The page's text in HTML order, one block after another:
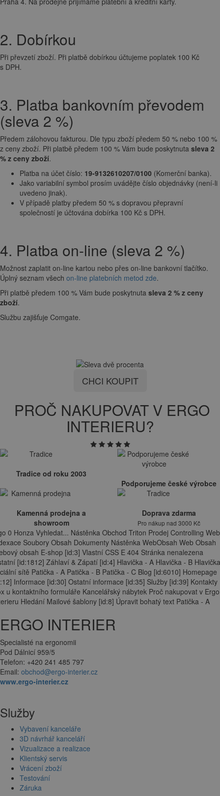
2. Dobírkou
Při převzetí zboží. Při platbě dobírkou účtujeme poplatek 100 Kč
s DPH.
3. Platba bankovním převodem
(sleva 2 %)
Předem zálohovou fakturou. Dle typu zboží předem 50 % nebo 100 %
z ceny zboží. Při platbě předem 100 % Vám bude poskytnuta sleva 2
% z ceny zboží.
Platba na účet číslo: 19-9132610207/0100 (Komerční banka).
Jako variabilní symbol prosím uvádějte číslo objednávky (není-li
uvedeno jinak).
V případě platby předem 50 % s dopravou přepravní
společností je účtována dobírka 100 Kč s DPH.
4. Platba on-line (sleva 2 %)
Možnost zaplatit on-line kartou nebo přes on-line bankovní tlačítko.
Úplný seznam všech on-line platebních metod zde.
Při platbě předem 100 % Vám bude poskytnuta sleva 2 % z ceny
zboží.
Službu zajišťuje Comgate.
CHCI KOUPIT
PROČ NAKUPOVAT V ERGO
INTERIERU?
Tradice od roku 2003
Podporujeme české výrobce
Kamenná prodejna a
showroom
Doprava zdarma
Pro nákup nad 3000 Kč
0 Honza Vyhledat... Nástěnka Obchod Triton Prodej Controlling Web
Soubory Obsah Dokumenty Nástěnka WebObsah Web Obsah
obsah E-shop [id:3] Vlastní CSS E 404 Stránka nenalezena
[id:1812] Záhlaví & Zápatí [id:4] Hlavička - A Hlavička - B
sítě Patička - A Patička - B Patička - C Blog [id:6010] Homepage
Informace [id:30] Ostatní informace [id:35] Služby [id:39] Kontakty
u kontaktního formuláře Kancelářský nábytek Proč nakupovat v Ergo
Hledání Mailové šablony [id:8] Úpravit bohatý text Patička - A
ERGO INTERIER
Specialisté na ergonomii
Pod Dálnicí 959/5
Telefon: +420 241 485 797
Email: obchod@ergo-interier.cz
www.ergo-interier.cz
Služby
Vybavení kanceláře
3D návrhář kanceláří
Vizualizace a realizace
Klientský servis
Vrácení zboží
Testování
Záruka